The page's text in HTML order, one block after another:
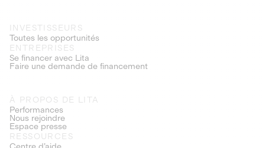
INVESTISSEURS
Toutes les opportunités
ENTREPRISES
Se financer avec Lita
Faire une demande de financement
À PROPOS DE LITA
Performances
Nous rejoindre
Espace presse
RESSOURCES